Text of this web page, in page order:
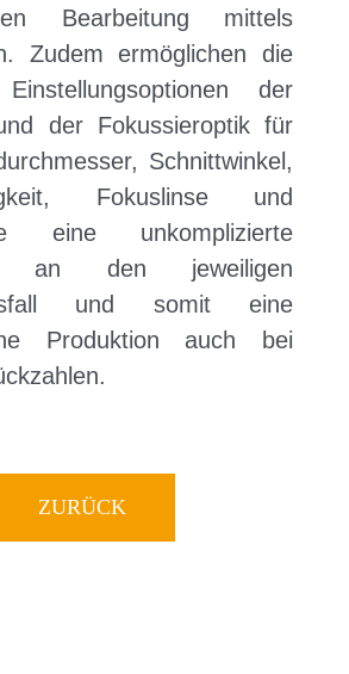
Bearbeitung mittels
Zudem ermöglichen die
der
der Fokussieroptik für
Schnittwinkel,
Fokuslinse und
eine unkomplizierte
an den jeweiligen
und somit eine
Produktion auch bei
ZURÜCK